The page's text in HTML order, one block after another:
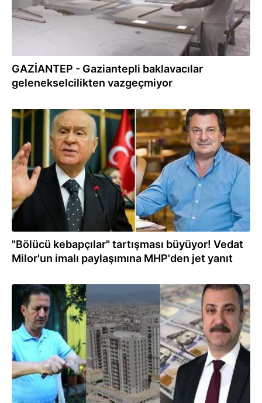
GAZİANTEP - Gaziantepli baklavacılar
gelenekselcilikten vazgeçmiyor
05.10.2021
"Bölücü kebapçılar" tartışması büyüyor! Vedat
Milor'un imalı paylaşımına MHP'den jet yanıt
28.09.2021